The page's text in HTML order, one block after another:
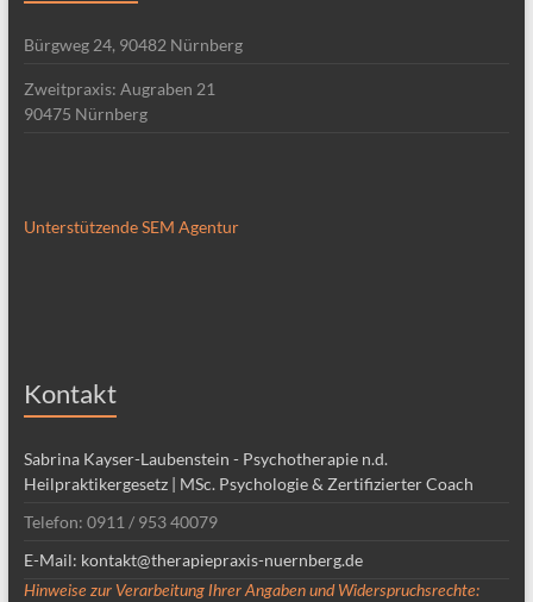
Bürgweg 24, 90482 Nürnberg
Zweitpraxis: Augraben 21
90475 Nürnberg
Unterstützende SEM Agentur
Kontakt
Sabrina Kayser-Laubenstein - Psychotherapie n.d.
Heilpraktikergesetz | MSc. Psychologie & Zertifizierter Coach
Telefon: 0911 / 953 40079
E-Mail: kontakt@therapiepraxis-nuernberg.de
Hinweise zur Verarbeitung Ihrer Angaben und Widerspruchsrechte: